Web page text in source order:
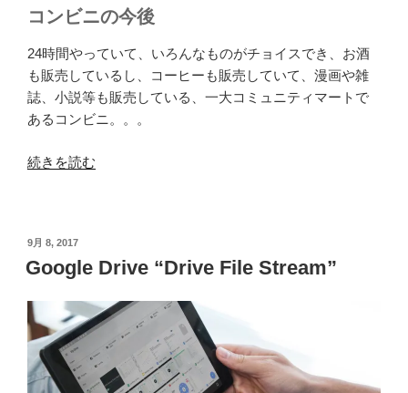
コンビニの今後
24時間やっていて、いろんなものがチョイスでき、お酒
も販売しているし、コーヒーも販売していて、漫画や雑
誌、小説等も販売している、一大コミュニティマートで
あるコンビニ。。。
“コ
の
今
に
つ
い
て
続きを読む
投
日:
9月 8, 2017
Google Drive “Drive File Stream”